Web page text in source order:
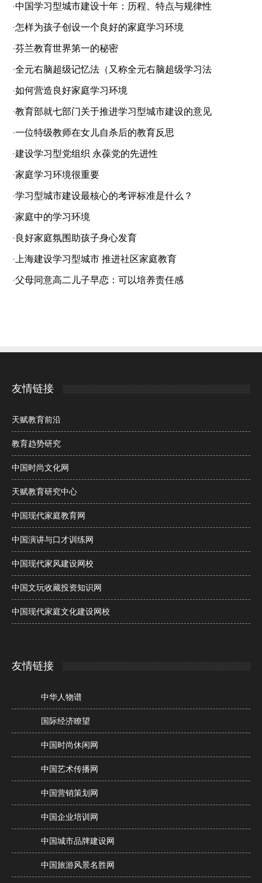
·中国学习型城市建设十年：历程、特点与规律性
·怎样为孩子创设一个良好的家庭学习环境
·芬兰教育世界第一的秘密
·全元右脑超级记忆法（又称全元右脑超级学习法
·如何营造良好家庭学习环境
·教育部就七部门关于推进学习型城市建设的意见
·一位特级教师在女儿自杀后的教育反思
·建设学习型党组织 永葆党的先进性
·家庭学习环境很重要
·学习型城市建设最核心的考评标准是什么？
·家庭中的学习环境
·良好家庭氛围助孩子身心发育
· 上海建设学习型城市 推进社区家庭教育
·父母同意高二儿子早恋：可以培养责任感
友情链接
天赋教育前沿
教育趋势研究
中国时尚文化网
天赋教育研究中心
中国现代家庭教育网
中国演讲与口才训练网
中国现代家风建设网校
中国文玩收藏投资知识网
中国现代家庭文化建设网校
友情链接
中华人物谱
国际经济瞭望
中国时尚休闲网
中国艺术传播网
中国营销策划网
中国企业培训网
中国城市品牌建设网
中国旅游风景名胜网